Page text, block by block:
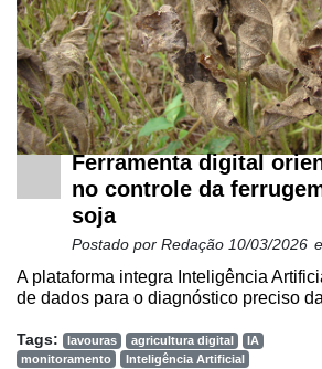
Manager
ONE
CHB
Ferramenta digital
no controle da
soja
Postado por Redação 10/03/2026
A plataforma integra Inteligência
de dados para o diagnóstico preciso
Tags: lavouras agricultura digital
IA
monitoramento
Inteligência Artificial